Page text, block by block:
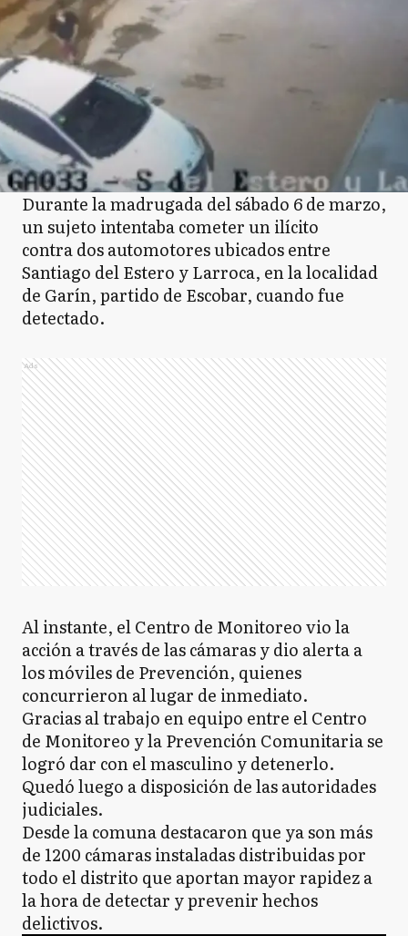
Durante la madrugada del sábado 6 de marzo,
un sujeto intentaba cometer un ilícito
contra dos automotores ubicados entre
Santiago del Estero y Larroca, en la localidad
de Garín, partido de Escobar, cuando fue
detectado.
Ads
Al instante, el Centro de Monitoreo vio la
acción a través de las cámaras y dio alerta a
los móviles de Prevención, quienes
concurrieron al lugar de inmediato.
Gracias al trabajo en equipo entre el Centro
de Monitoreo y la Prevención Comunitaria se
logró dar con el masculino y detenerlo.
Quedó luego a disposición de las autoridades
judiciales.
Desde la comuna destacaron que ya son más
de 1200 cámaras instaladas distribuidas por
todo el distrito que aportan mayor rapidez a
la hora de detectar y prevenir hechos
delictivos.